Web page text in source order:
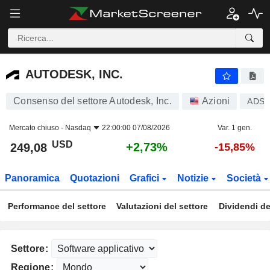
AUTODESK, INC.
AUTODESK, INC.
Consenso del settore Autodesk, Inc. Azioni ADSK
Mercato chiuso - Nasdaq 22:00:00 07/08/2026 Var. 1 gen.
249,08 USD +2,73% -15,85%
Panoramica Quotazioni Grafici Notizie Società
Performance del settore Valutazioni del settore Dividendi
Settore:
Regione: